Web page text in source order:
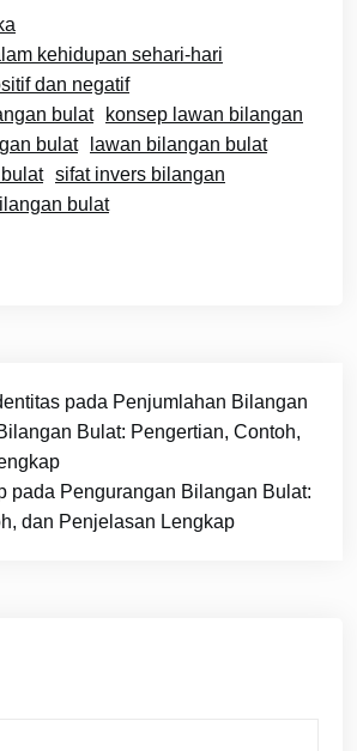
kehidupan sehari-hari
dan negatif
bulat
konsep lawan bilangan
bulat
lawan bilangan bulat
sifat invers bilangan
bulat
pada Penjumlahan Bilangan
Bulat: Pengertian, Contoh,
pada Pengurangan Bilangan Bulat:
dan Penjelasan Lengkap